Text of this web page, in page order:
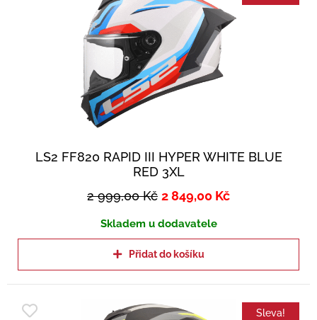
LS2 FF820 RAPID III HYPER WHITE BLUE
RED 3XL
2 999,00Kč 2 849,00 Kč
Skladem u dodavatele
Přidat do košíku
Sleva!